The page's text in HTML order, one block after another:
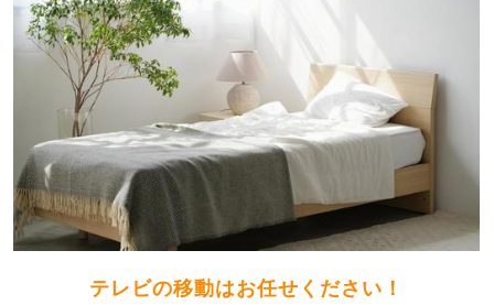
テレビの移動はお任せください！